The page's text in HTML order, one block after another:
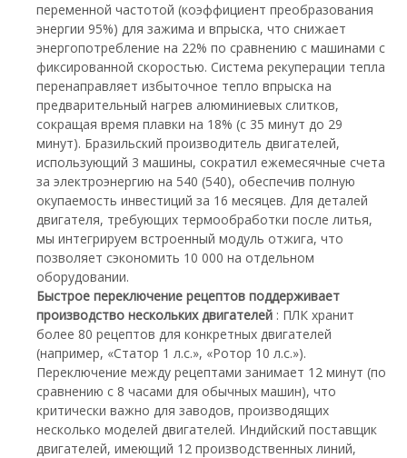
переменной частотой (коэффициент преобразования
энергии 95%) для зажима и впрыска, что снижает
энергопотребление на 22% по сравнению с машинами с
фиксированной скоростью. Система рекуперации тепла
перенаправляет избыточное тепло впрыска на
предварительный нагрев алюминиевых слитков,
сокращая время плавки на 18% (с 35 минут до 29
минут). Бразильский производитель двигателей,
использующий 3 машины, сократил ежемесячные счета
за электроэнергию на 540 (540), обеспечив полную
окупаемость инвестиций за 16 месяцев. Для деталей
двигателя, требующих термообработки после литья,
мы интегрируем встроенный модуль отжига, что
позволяет сэкономить 10 000 на отдельном
оборудовании.
Быстрое переключение рецептов поддерживает
производство нескольких двигателей : ПЛК хранит
более 80 рецептов для конкретных двигателей
(например, «Статор 1 л.с.», «Ротор 10 л.с.»).
Переключение между рецептами занимает 12 минут (по
сравнению с 8 часами для обычных машин), что
критически важно для заводов, производящих
несколько моделей двигателей. Индийский поставщик
двигателей, имеющий 12 производственных линий,